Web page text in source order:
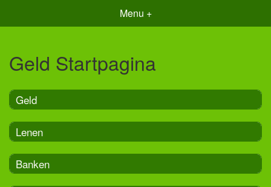
Menu +
Geld Startpagina
Geld
Lenen
Banken